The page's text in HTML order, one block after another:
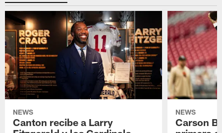
NEWS
Canton recibe a Larry
NEWS
Carson